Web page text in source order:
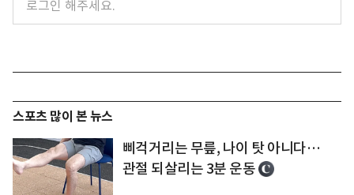
스포츠 많이 본 뉴스
삐걱거리는 무릎, 나이 탓 아니다…
관절 되살리는 3분 운동